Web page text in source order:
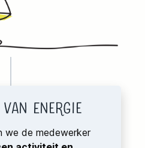
Energie
we de medewerker